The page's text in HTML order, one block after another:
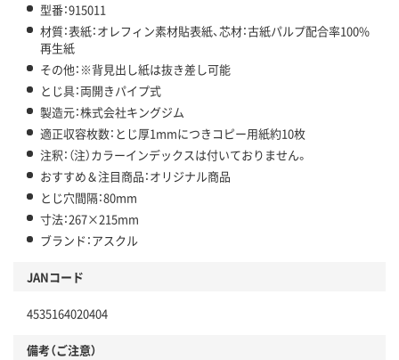
型番：915011
材質：表紙：オレフィン素材貼表紙、芯材：古紙パルプ配合率100%
再生紙
その他：※背見出し紙は抜き差し可能
とじ具：両開きパイプ式
製造元：株式会社キングジム
適正収容枚数：とじ厚1mmにつきコピー用紙約10枚
注釈：（注）カラーインデックスは付いておりません。
おすすめ＆注目商品：オリジナル商品
とじ穴間隔：80mm
寸法：267×215mm
ブランド：アスクル
JANコード
4535164020404
備考（ご注意）